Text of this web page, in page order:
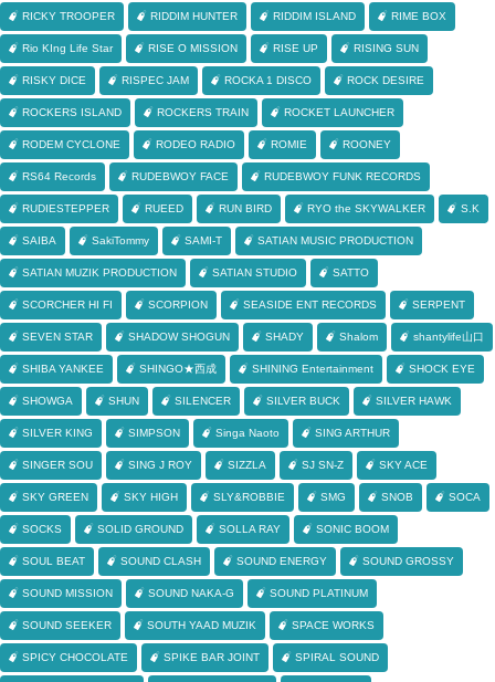
RICKY TROOPER RIDDIM HUNTER RIDDIM ISLAND RIME BOX
Rio KIng Life Star RISE O MISSION RISE UP RISING SUN
RISKY DICE RISPEC JAM ROCKA 1 DISCO ROCK DESIRE
ROCKERS ISLAND ROCKERS TRAIN ROCKET LAUNCHER
RODEM CYCLONE RODEO RADIO ROMIE ROONEY
RS64 Records RUDEBWOY FACE RUDEBWOY FUNK RECORDS
RUDIESTEPPER RUEED RUN BIRD RYO the SKYWALKER S.K
SAIBA SakiTommy SAMI-T SATIAN MUSIC PRODUCTION
SATIAN MUZIK PRODUCTION SATIAN STUDIO SATTO
SCORCHER HI FI SCORPION SEASIDE ENT RECORDS SERPENT
SEVEN STAR SHADOW SHOGUN SHADY Shalom shantylife山口
SHIBA YANKEE SHINGO★西成 SHINING Entertainment SHOCK EYE
SHOWGA SHUN SILENCER SILVER BUCK SILVER HAWK
SILVER KING SIMPSON Singa Naoto SING ARTHUR
SINGER SOU SING J ROY SIZZLA SJ SN-Z SKY ACE
SKY GREEN SKY HIGH SLY&ROBBIE SMG SNOB SOCA
SOCKS SOLID GROUND SOLLA RAY SONIC BOOM
SOUL BEAT SOUND CLASH SOUND ENERGY SOUND GROSSY
SOUND MISSION SOUND NAKA-G SOUND PLATINUM
SOUND SEEKER SOUTH YAAD MUZIK SPACE WORKS
SPICY CHOCOLATE SPIKE BAR JOINT SPIRAL SOUND